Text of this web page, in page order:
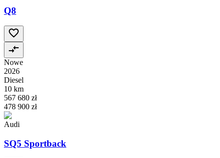
Q8
Nowe
2026
Diesel
10 km
567 680 zł
478 900 zł
Audi
SQ5 Sportback